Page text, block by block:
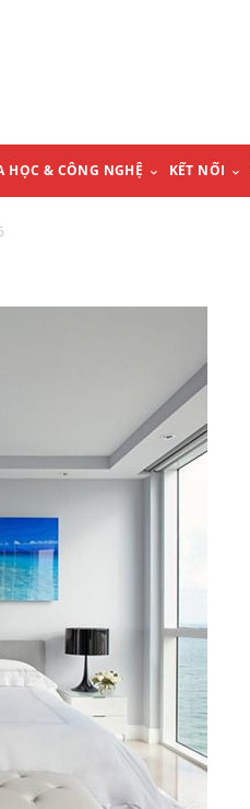
HỌC & CÔNG NGHỆ KẾT NỐI